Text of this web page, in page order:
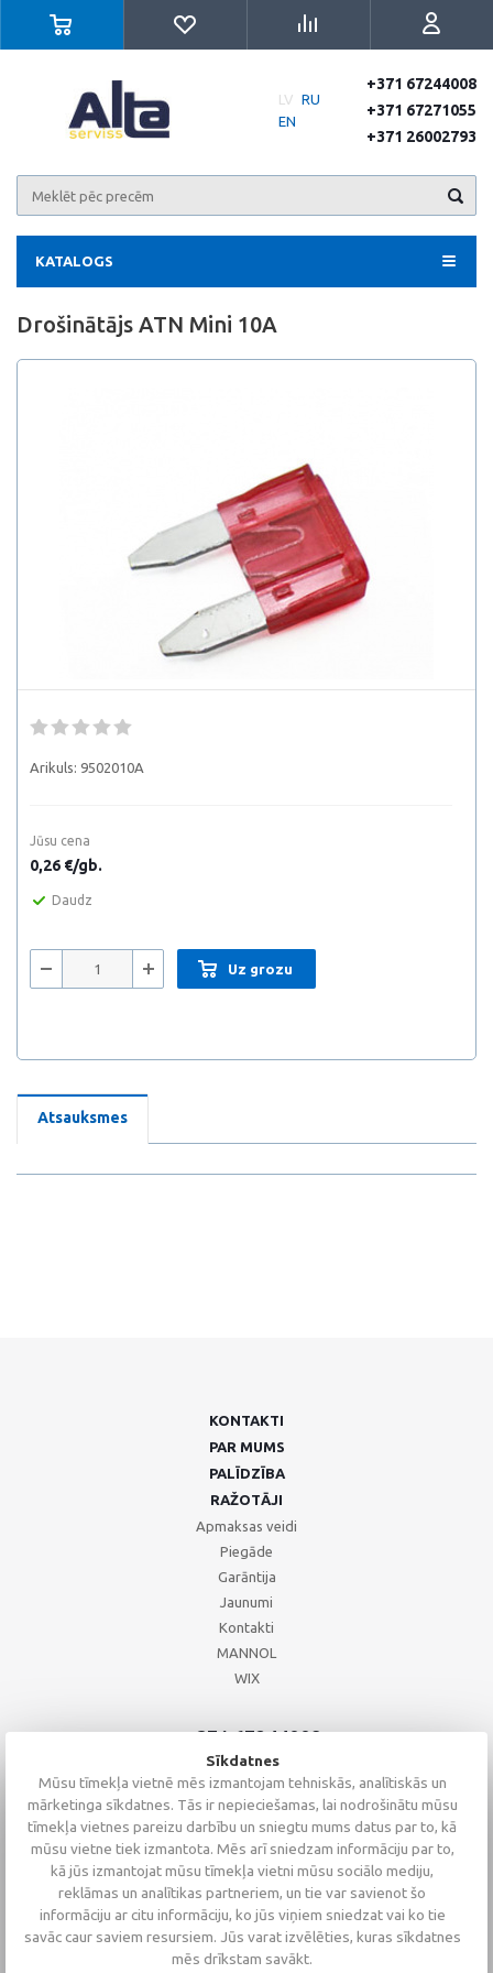
LV RU
EN
+371 67244008
+371 67271055
+371 26002793
KATALOGS
Drošinātājs ATN Mini 10A
Arikuls: 9502010A
Jūsu cena
0,26 €/gb.
Daudz
Uz grozu
Atsauksmes
KONTAKTI
PAR MUMS
PALĪDZĪBA
RAŽOTĀJI
Apmaksas veidi
Piegāde
Garāntija
Jaunumi
Kontakti
MANNOL
WIX
+371 67244008
+371 67271055
+371 26002793
Sīkdatnes
Mūsu tīmekļa vietnē mēs izmantojam tehniskās, analītiskās un
mārketinga sīkdatnes. Tās ir nepieciešamas, lai nodrošinātu mūsu
tīmekļa vietnes pareizu darbību un sniegtu mums datus par to, kā
mūsu vietne tiek izmantota. Mēs arī sniedzam informāciju par to,
kā jūs izmantojat mūsu tīmekļa vietni mūsu sociālo mediju,
reklāmas un analītikas partneriem, un tie var savienot šo
informāciju ar citu informāciju, ko jūs viņiem sniedzat vai ko tie
savāc caur saviem resursiem. Jūs varat izvēlēties, kuras sīkdatnes
mēs drīkstam savākt.